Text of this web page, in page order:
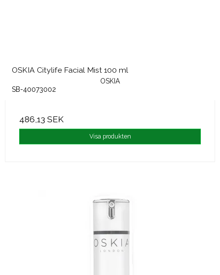
OSKIA Citylife Facial Mist 100 ml
OSKIA
SB-40073002
486,13 SEK
Visa produkten